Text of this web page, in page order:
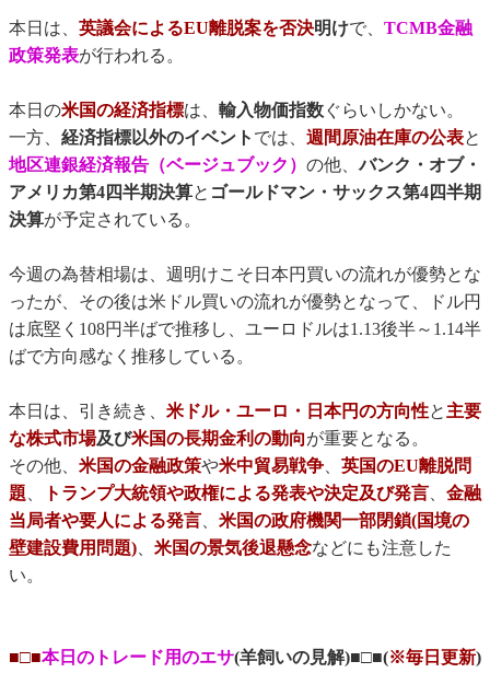
本日は、 英議会によるEU離脱案を否決明けで、 TCMB金融
政策発表が行われる。
本日の米国の経済指標は、 輸入物価指数ぐらいしかない。
一方、 経済指標以外のイベント では、 週間原油在庫の公表と
地区連銀経済報告（ベージュブック） の他、バンク・オブ・
アメリカ第4四半期決算と ゴールドマン・サックス第4四半期
決算が予定されている。
今週の為替相場は、週明けこそ日本円買いの流れが優勢とな
ったが、その後は米ドル買いの流れが優勢となって、ドル円
は底堅く108円半ばで推移し、ユーロドルは1.13後半～1.14半
ばで方向感なく推移している。
本日は、引き続き、 米ドル・ユーロ・日本円の方向性と主要
な株式市場及び米国の長期金利の動向が重要となる。
その他、 米国の金融政策や米中貿易戦争、 英国のEU離脱問
題、 トランプ大統領や政権による発表や決定及び発言、 金融
当局者や要人による発言、 米国の政府機関一部閉鎖(国境の
壁建設費用問題)、 米国の景気後退懸念などにも注意した
い。
■□■本日のトレード用のエサ(羊飼いの見解)■□■(※毎日更新)